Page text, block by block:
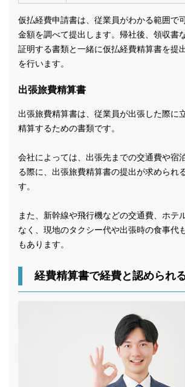
仮払経費申請書は、従業員がわかる範囲で
金額を調べて提出します。帰社後、領収書
証明する書類と一緒に仮払経費精算書を提
を行います。
出張旅費精算書
出張旅費精算書は、従業員が出張した際に
精算するための書類です。
会社によっては、出張先までの交通費や宿
る際に、出張旅費精算書の提出が求められ
す。
また、新幹線や飛行機などの交通費、ホテ
なく、現地のタクシー代や出張時の食事代
もあります。
経費精算書で経費と認められ